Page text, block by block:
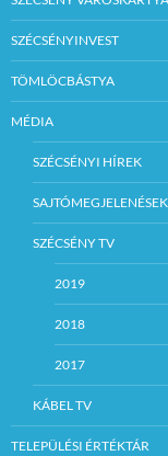
SZÉCSÉNYINVEST
TÖMLÖCBÁSTYA
MÉDIA
SZÉCSÉNYI HÍREK
SAJTÓMEGJELENÉSEK
SZÉCSÉNY TV
2019
2018
2017
KÁBEL TV
TELEPÜLÉSI ÉRTÉKTÁR